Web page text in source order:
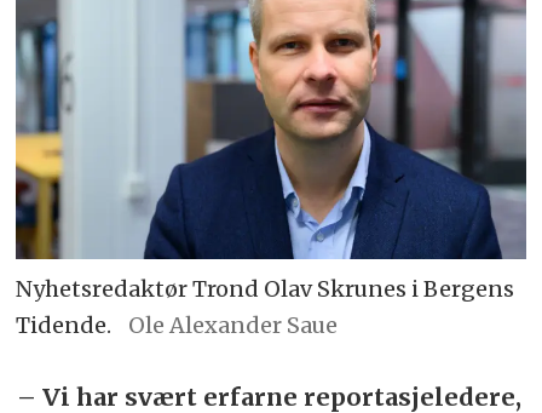
Nyhetsredaktør Trond Olav Skrunes i Bergens
Tidende.
Ole Alexander Saue
– Vi har svært erfarne reportasjeledere,